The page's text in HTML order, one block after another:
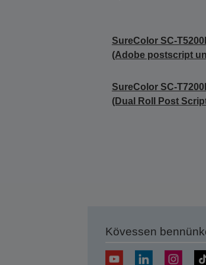
SureColor SC-
(Adobe postscript
SureColor SC-
(Dual Roll Post
Kövessen